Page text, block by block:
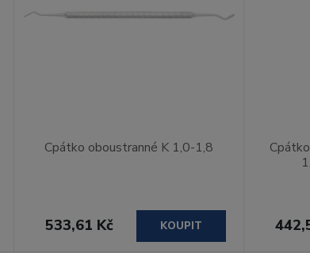
Cpátko oboustranné K 1,0-1,8
533,61 Kč KOUPIT